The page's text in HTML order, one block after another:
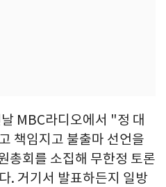
MBC라디오에서 "정 대
책임지고 불출마 선언을
총회를 소집해 무한정 토론
. 거기서 발표하든지 일방